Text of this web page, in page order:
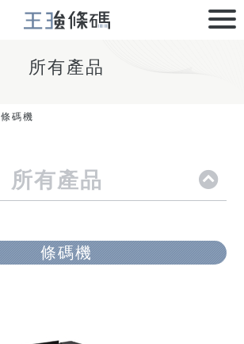
所有產品
條碼機
所有產品
條碼機